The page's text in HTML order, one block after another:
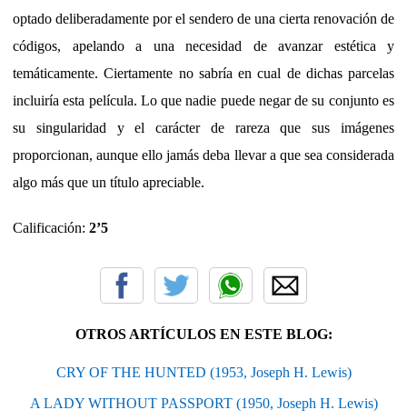
optado deliberadamente por el sendero de una cierta renovación de
códigos, apelando a una necesidad de avanzar estética y
temáticamente. Ciertamente no sabría en cual de dichas parcelas
incluiría esta película. Lo que nadie puede negar de su conjunto es
su singularidad y el carácter de rareza que sus imágenes
proporcionan, aunque ello jamás deba llevar a que sea considerada
algo más que un título apreciable.
Calificación: 2’5
OTROS ARTÍCULOS EN ESTE BLOG:
CRY OF THE HUNTED (1953, Joseph H. Lewis)
A LADY WITHOUT PASSPORT (1950, Joseph H. Lewis)